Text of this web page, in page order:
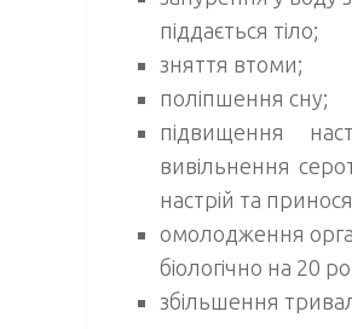
піддається тіло;
зняття втоми;
поліпшення сну;
підвищення
вивільнення
настрій та
омолодження
біологічно на 20
збільшення